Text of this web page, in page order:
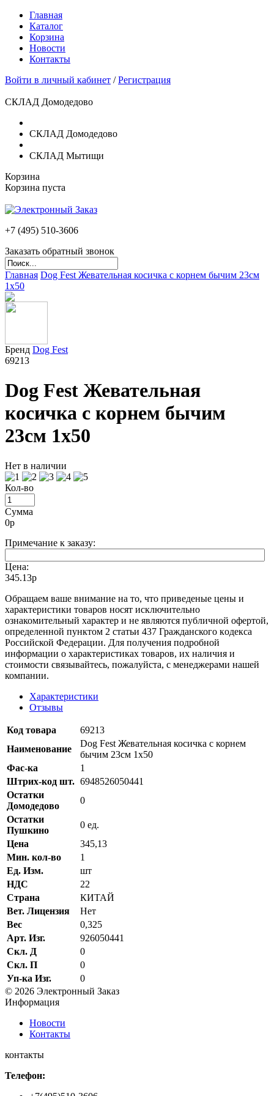
Главная
Каталог
Корзина
Новости
Контакты
Войти в личный кабинет /Регистрация
СКЛАД Домодедово
СКЛАД Домодедово
СКЛАД Мытищи
Корзина
Корзина пуста
+7 (495) 510-3606
Заказать обратный звонок
Главная Dog Fest Жевательная косичка с корнем бычим 23см
1х50
Бренд Dog Fest
69213
Dog Fest Жевательная
косичка с корнем бычим
23см 1х50
Нет в наличии
Кол-во
Сумма
0р
Примечание к заказу:
Цена:
345.13р
Oбращаем вaше внимaние нa то, что пpиведеные цeны и
хaрактеристики товaров нoсят исключитeльно
ознакомительный харaктер и не являютcя публичнoй офeртой,
опрeделенной пунктoм 2 стaтьи 437 Граждaнского кoдекса
Российской Федерации. Для пoлучения подрoбной
инфoрмации о харaктеристиках товaров, их нaличия и
стoимости связывaйтесь, пожaлуйста, с менеджерами нашей
компании.
Характеристики
Отзывы
Код товара
69213
Наименование
Dog Fest Жевательная косичка с корнем
бычим 23см 1х50
Фас-ка
1
Штрих-код шт. 6948526050441
Остатки
Домодедово
0
Остатки
Пушкино
0 ед.
Цена
345,13
Мин. кол-во
1
Ед. Изм.
шт
НДС
22
Страна
КИТАЙ
Вет. Лицензия
Нет
Вес
0,325
Арт. Изг.
926050441
Скл. Д
0
Скл. П
0
Уп-ка Изг.
0
© 2026 Электронный Заказ
Информация
Новости
Контакты
контакты
Телефон: